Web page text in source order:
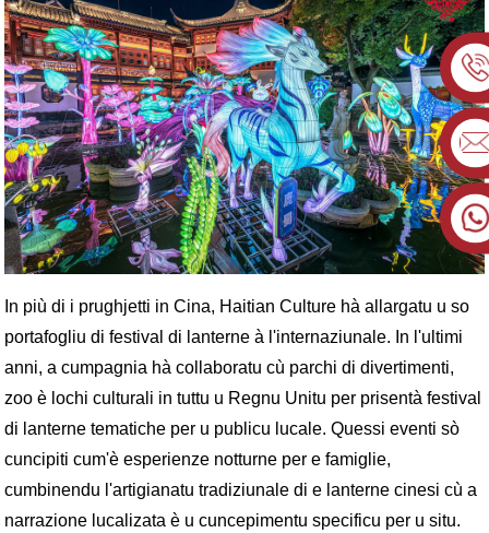
In più di i prughjetti in Cina, Haitian Culture hà allargatu u so
portafogliu di festival di lanterne à l'internaziunale. In l'ultimi
anni, a cumpagnia hà collaboratu cù parchi di divertimenti,
zoo è lochi culturali in tuttu u Regnu Unitu per prisentà festival
di lanterne tematiche per u publicu lucale. Quessi eventi sò
cuncipiti cum'è esperienze notturne per e famiglie,
cumbinendu l'artigianatu tradiziunale di e lanterne cinesi cù a
narrazione lucalizata è u cuncepimentu specificu per u situ.